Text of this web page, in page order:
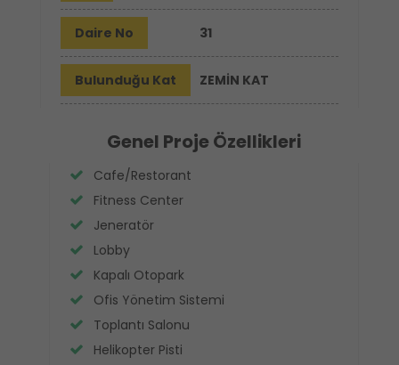
Daire No 31
Bulunduğu Kat ZEMİN KAT
Genel Proje Özellikleri
Cafe/Restorant
Fitness Center
Jeneratör
Lobby
Kapalı Otopark
Ofis Yönetim Sistemi
Toplantı Salonu
Helikopter Pisti